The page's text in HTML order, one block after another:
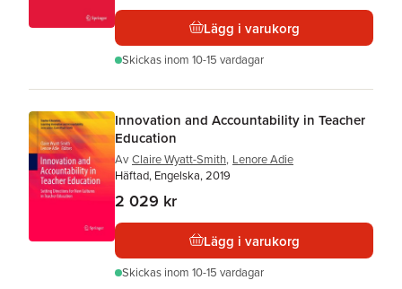
Lägg i varukorg
Skickas inom 10-15 vardagar
Innovation and Accountability in Teacher
Education
Av Claire Wyatt-Smith, Lenore Adie
Häftad, Engelska, 2019
2 029 kr
Lägg i varukorg
Skickas inom 10-15 vardagar